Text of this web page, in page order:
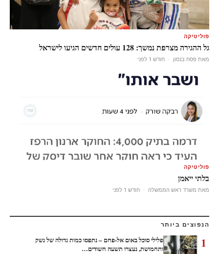
פוליטיקה
גל ההגירה מצרפת נמשך: 128 עולים חדשים הגיעו לישראל
מאת פסח בנסון · חודש 1 לפני
פוליטיקה
בלתי ייאמן
מאת משרד ראש הממשלה · חודש 1 לפני
הנפוצים ביותר
1
פלילי סוכל באום אל-פחם – נתפסו כמות גדולה של נשק
ותחמושת, נעצרו תשעה חשודים…